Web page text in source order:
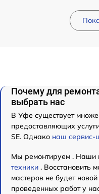
Почему для
выбрать нас
В Уфе существует
предоставляющих
SE. Однако наш сервис-
Мы ремонтируем . Наши
техники . Восстановить
мастеров не будет
проведенных работ у